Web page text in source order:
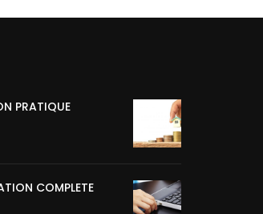
PRATIQUE
COMPLETE